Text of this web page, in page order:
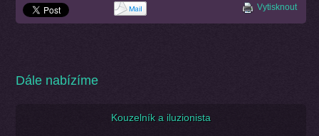
Vytisknout
Dále nabízíme
Kouzelník a iluzionista